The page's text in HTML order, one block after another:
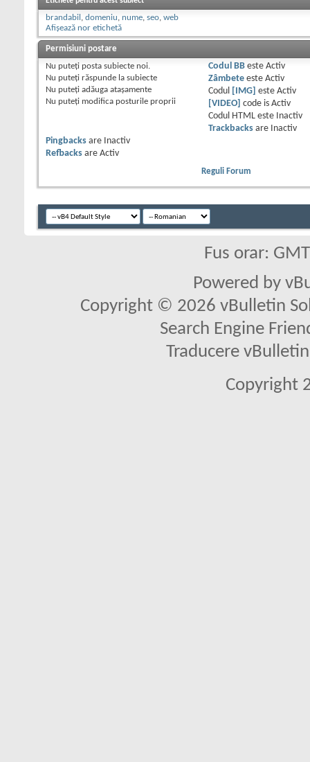
brandabil , domeniu, nume, seo, web
Afișează nor etichetă
Permisiuni postare
Nu puteţi posta subiecte noi.
Nu puteţi răspunde la subiecte
Nu puteţi adăuga ataşamente
Nu puteţi modifica posturile proprii
Codul BBeste Activ
Zâmbeteeste Activ
Codul
[IMG] este Activ
[VIDEO]
code is Activ
Codul HTML este
Inactiv
Trackbacksare
Inactiv
Pingbacks are
Inactiv
Refbacks are Activ
Reguli Forum
Fus orar:
Powered by
Copyright © 2026 vBulletin
Search Engine
Traducere
Copyright